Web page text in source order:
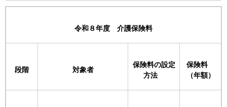
令和８年度 介護保険料
段階 対象者
保険料の設定
方法
保険料
（年額）